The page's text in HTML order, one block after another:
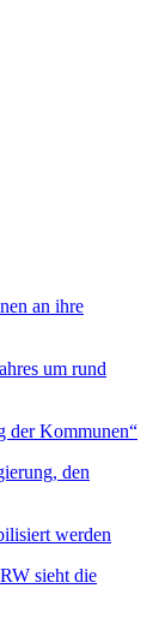
an ihre
um rund
der Kommunen“
den
werden
sieht die